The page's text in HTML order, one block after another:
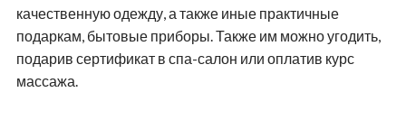
качественную одежду, а также иные практичные
подаркам, бытовые приборы. Также им можно угодить,
подарив сертификат в спа-салон или оплатив курс
массажа.